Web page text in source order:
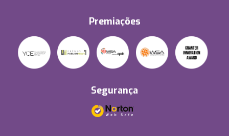
Premiações
Segurança